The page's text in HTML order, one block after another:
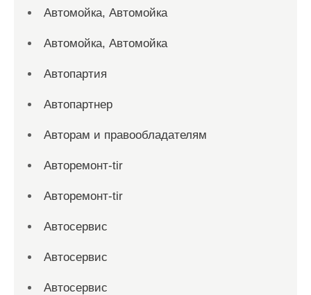
Автомойка, Автомойка
Автомойка, Автомойка
Автопартия
Автопартнер
Авторам и правообладателям
Авторемонт-tir
Авторемонт-tir
Автосервис
Автосервис
Автосервис